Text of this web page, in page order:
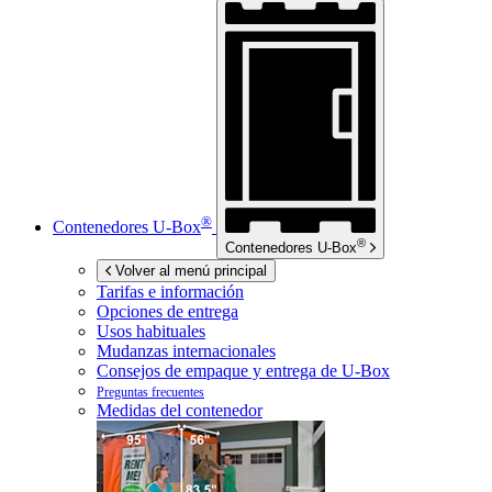
Contenedores U-Box®
Contenedores U-Box®
Volver al menú principal
Tarifas e información
Opciones de entrega
Usos habituales
Mudanzas internacionales
Consejos de empaque y entrega de U-Box
Preguntas frecuentes
Medidas del contenedor